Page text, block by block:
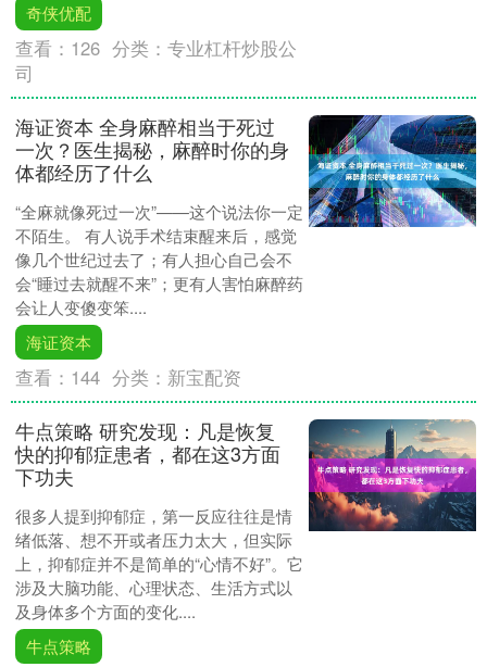
奇侠优配
查看： 126 分类：专业杠杆炒股公
司
海证资本 全身麻醉相当于死过
一次？医生揭秘，麻醉时你的身
体都经历了什么
“全麻就像死过一次”——这个说法你一定
不陌生。 有人说手术结束醒来后，感觉
像几个世纪过去了；有人担心自己会不
会“睡过去就醒不来”；更有人害怕麻醉药
会让人变傻变笨....
海证资本
查看： 144 分类： 新宝配资
牛点策略 研究发现：凡是恢复
快的抑郁症患者，都在这3方面
下功夫
很多人提到抑郁症，第一反应往往是情
绪低落、想不开或者压力太大，但实际
上，抑郁症并不是简单的“心情不好”。它
涉及大脑功能、心理状态、生活方式以
及身体多个方面的变化....
牛点策略